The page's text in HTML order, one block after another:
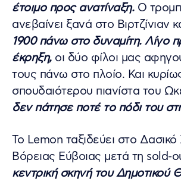
έτοιμο προς ανατίναξη.Ο
ανεβαίνει ξανά στο Βιρτζίνιαν
1900 πάνω στο δυναμίτη. Λίγο
έκρηξη,οι δύο φίλοι μας
τους πάνω στο πλοίο. Και
σπουδαιότερου πιανίστα του
δεν πάτησε ποτέ το πόδι του
Το Lemon ταξιδεύει στο
Βόρειας Εύβοιας μετά τη sold-
κεντρική σκηνή του Δημοτικού